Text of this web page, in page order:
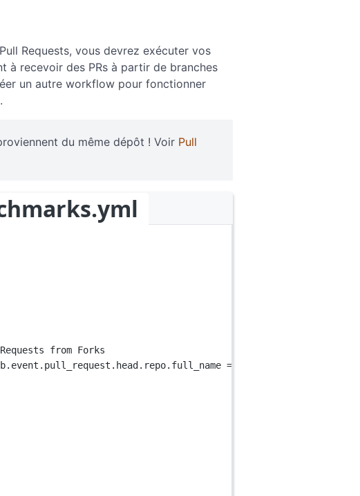
Requests, vous devrez exécuter vos
à recevoir des PRs à partir de branches
un autre workflow pour fonctionner
du même dépôt ! Voir Pull
from Forks
== github.repository